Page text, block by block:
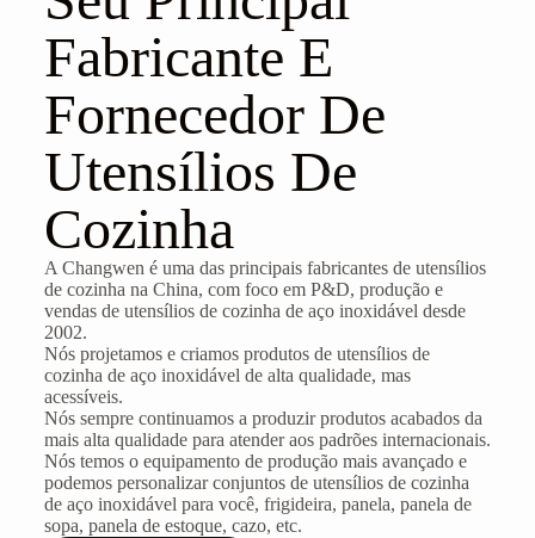
Fabricante E
Fornecedor De
Utensílios De
Cozinha
A Changwen é uma das principais fabricantes de utensílios
de cozinha na China, com foco em P&D, produção e
vendas de utensílios de cozinha de aço inoxidável desde
2002.
Nós projetamos e criamos produtos de utensílios de
cozinha de aço inoxidável de alta qualidade, mas
acessíveis.
Nós sempre continuamos a produzir produtos acabados da
mais alta qualidade para atender aos padrões internacionais.
Nós temos o equipamento de produção mais avançado e
podemos personalizar conjuntos de utensílios de cozinha
de aço inoxidável para você, frigideira, panela, panela de
sopa, panela de estoque, cazo, etc.